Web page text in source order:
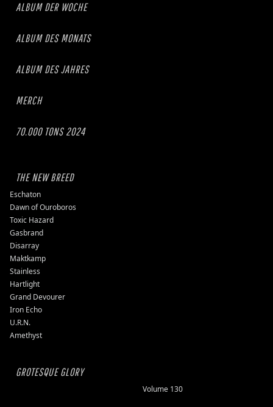
ALBUM DER WOCHE
ALBUM DES MONATS
ALBUM DES JAHRES
MERCH
70.000 TONS 2024
THE NEW BREED
Eschaton
Dawn of Ouroboros
Toxic Hazard
Gasbrand
Disarray
Maktkamp
Stainless
Hartlight
Grand Devourer
Iron Echo
U.R.N.
Amethyst
GROTESQUE GLORY
Volume 130